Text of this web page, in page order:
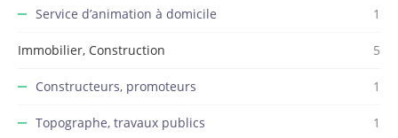
Service d’animation à domicile 1
Immobilier, Construction 5
Constructeurs, promoteurs 1
Topographe, travaux publics 1